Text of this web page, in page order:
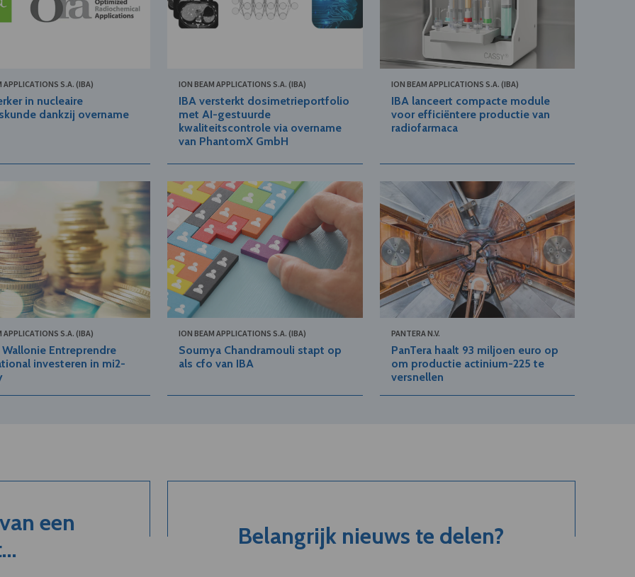
APPLICATIONS S.A. (IBA)
in nucleaire
dankzij overname
ION BEAM APPLICATIONS S.A. (IBA)
IBA versterkt dosimetrieportfolio
met AI-gestuurde
kwaliteitscontrole via overname
van PhantomX GmbH
ION BEAM APPLICATIONS S.A. (IBA)
IBA lanceert compacte module
voor efficiëntere productie van
radiofarmaca
APPLICATIONS S.A. (IBA)
Wallonie Entreprendre
investeren in mi2-
ION BEAM APPLICATIONS S.A. (IBA)
Soumya Chandramouli stapt op
als cfo van IBA
PANTERA N.V.
PanTera haalt 93 miljoen euro op
om productie actinium-225 te
versnellen
een
Belangrijk nieuws te delen?